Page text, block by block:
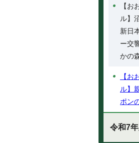
【お
ル】
新日
ー交
かの
【お
ル】
ポン
令和7